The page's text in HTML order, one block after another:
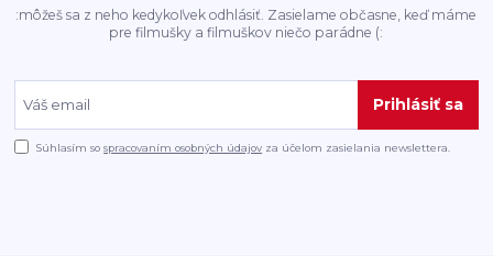
:môžeš sa z neho kedykoľvek odhlásiť. Zasielame občasne, keď máme
pre filmušky a filmuškov niečo parádne (:
Prihlásiť sa
Súhlasím sospracovaním osobných údajov za účelom zasielania newslettera.